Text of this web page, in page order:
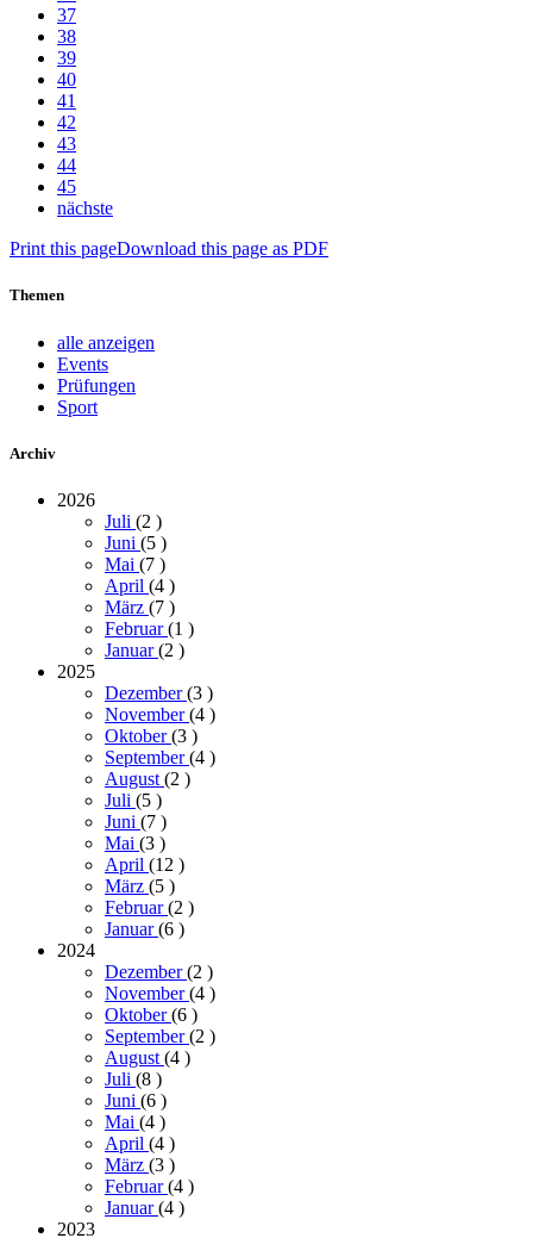
37
38
39
40
41
42
43
44
45
nächste
Print this pageDownload this page as PDF
Themen
alle anzeigen
Events
Prüfungen
Sport
Archiv
2026
Juli (2 )
Juni (5 )
Mai (7 )
April (4 )
März (7 )
Februar(1 )
Januar(2 )
2025
Dezember(3 )
November(4 )
Oktober(3 )
September(4 )
August (2 )
Juli (5 )
Juni (7 )
Mai (3 )
April (12 )
März (5 )
Februar(2 )
Januar(6 )
2024
Dezember(2 )
November(4 )
Oktober(6 )
September(2 )
August (4 )
Juli (8 )
Juni (6 )
Mai (4 )
April (4 )
März (3 )
Februar(4 )
Januar(4 )
2023